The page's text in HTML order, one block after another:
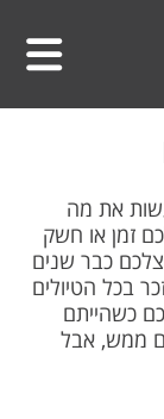
אלבומים
לוחות שנה
לפסח
את מה
זמן או חשק
כבר שנים
בכל הטיולים
כשהייתם
הם ממש, אבל